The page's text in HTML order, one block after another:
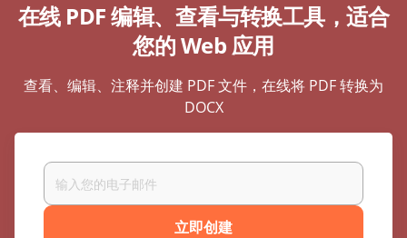
在线 PDF 编辑、查看与转换工具，适合
您的 Web 应用
查看、编辑、注释并创建 PDF 文件，在线将 PDF 转换为
DOCX
立即创建